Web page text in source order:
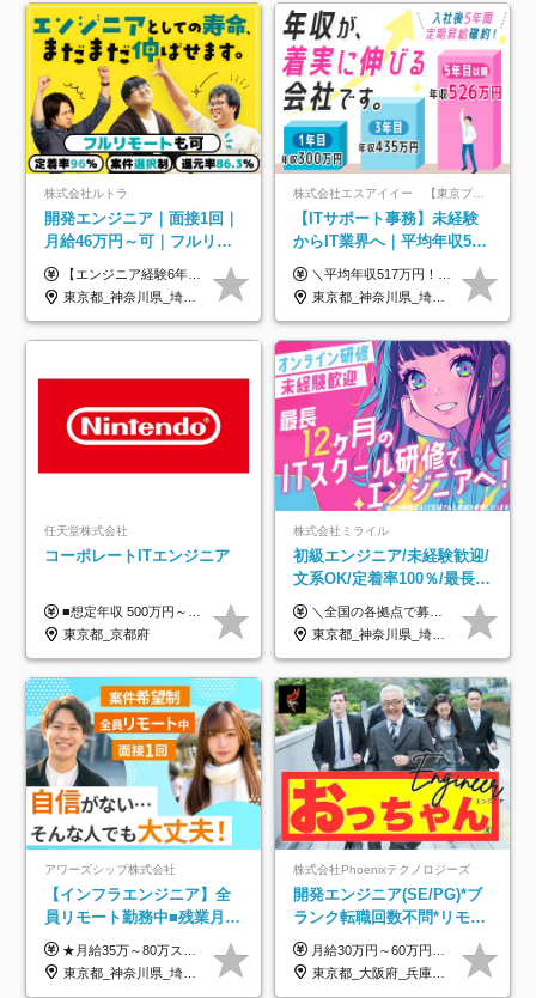
株式会社ルトラ
開発エンジニア｜面接1回｜
月給46万円～可｜フルリモ
ートも可｜案件選択制｜定
着率96％以上｜副業OK｜住
宅手当
【エンジニア経験6年以上の方】 月給46万円～100万円（固定残業代含む） ※上記月給には月30時間分の固定残業代（月8万7,400円～月19万円）を含む。超過分は全額支給。 【エンジニア経験4年以上の方】 月給42万円～100万円（固定残業代含む） ※上記月給には月30時間分の固定残業代（月7万9,800円～月19万円）を含む。超過分は全額支給。 【エンジニア経験4年未満の方】 月給38万円～100万円（固定残業代含む） ※上記月給には月30時間分の固定残業代（月7万2,200円～月19万円）を含む。超過分は全額支給。 ※経験、スキル、前職給与などを踏まえて決定。 ◆ルトラの給与制度のポイント！◆ ・社員の95%が入社時に年収UP！最高で300万円UPの実績も ・平均還元率86.3%（交通費・住宅手当・会社負担分の社保も含む） ・人柄やポテンシャルを評価し、スキル以上の希望年収を提示することも ・退職金制度やリファラル手当（平均50万円）あり
東京都_神奈川県_埼玉県_千葉県_大阪府_愛知県_北海道_青森県_岩手県_宮城県_秋田県_山形県_福島県_茨城県_栃木県_群馬県_新潟県_山梨県_長野県_富山県_石川県_福井県_静岡県_岐阜県_三重県_兵庫県_京都府_滋賀県_奈良県_和歌山県_広島県_岡山県_鳥取県_島根県_山口県_徳島県_香川県_愛媛県_高知県_福岡県_熊本県_佐賀県_長崎県_大分県_宮崎県_鹿児島県_沖縄県
株式会社エスアイイー 【東京プロマーケット上場】
【ITサポート事務】未経験
からIT業界へ｜平均年収517
万円｜ホワイト企業認定｜
年休134日｜リモートOK
＼平均年収517万円！入社5年目まで毎年必ず昇給／ ■賞与年3回 ■年収800万円以上も可 ■入社3年以上の平均年収469.2万円 月給23万2000円以上＋賞与年3回＋各種手当 ☆入社5年目まで最大1万5000円の定期昇給を確約 ┃各種手当充実 ・規定の資格を取得すれば、2000円～5万円を毎月支給（2万4000円～60万円／年） ・研修中に取得した取得率95％の資格でも研修後の給料UP ※月給は年齢・経験・能力を考慮して、優遇いたします ※上記月給金額は固定残業代（20時間/3万1300円円以上）を含み、超過分は別途支給いたします ※試用期間（6ヶ月）は月給に変動はありますが、その他待遇に差異はありません ├入社後1ヶ月～3ヶ月間は、月給20万1900円となります └上記金額は固定残業代（10時間／1万6000円）を含み、超過分は別途支給いたします
東京都_神奈川県_埼玉県_千葉県_大阪府_愛知県_北海道_青森県_岩手県_宮城県_秋田県_山形県_福島県_茨城県_栃木県_群馬県_新潟県_山梨県_長野県_富山県_石川県_福井県_静岡県_岐阜県_三重県_兵庫県_京都府_滋賀県_奈良県_和歌山県_広島県_岡山県_鳥取県_島根県_山口県_徳島県_香川県_愛媛県_高知県_福岡県_熊本県_佐賀県_長崎県_大分県_宮崎県_鹿児島県_沖縄県
任天堂株式会社
コーポレートITエンジニア
■想定年収 500万円～900万円 月給制 月給278,000円～ ※残業が発生した場合、残業代を別途全額支給します ※試用期間2ヶ月あり(待遇や給与に差異はありません)
東京都_京都府
株式会社ミライル
初級エンジニア/未経験歓迎/
文系OK/定着率100％/最長1
年の自社ITスクール研修あ
り/年休130日
＼全国の各拠点で募集中！／ 給与は以下の通り、勤務地により異なります。 札幌：月給23万円～27万円 仙台：月給22万円～26万円 新潟：月給22万円～26万円 東京：月給26万円～30万円 大阪：月給24万円～29万円 福岡：月給23.5万円～27万円 沖縄：月給21万円～26万円 ◎給与は知識や経験を考慮して決定します。 ◎残業は別途全額支給します。 ◎試用期間12カ月あり（給与は以下の通りです。その他条件に変更はありません） （試用期間の給与） 札幌：月給18.6万円～ 仙台：月給19万円～ 新潟：月給18万円～ 東京：月給22万円～ 大阪：月給20.8万円～ 福岡：月給19万円～ 沖縄：月給18万円～
東京都_神奈川県_埼玉県_千葉県_大阪府_愛知県_北海道_青森県_岩手県_宮城県_秋田県_山形県_福島県_茨城県_栃木県_群馬県_新潟県_山梨県_長野県_富山県_石川県_福井県_静岡県_岐阜県_三重県_兵庫県_京都府_滋賀県_奈良県_和歌山県_広島県_岡山県_鳥取県_島根県_山口県_徳島県_香川県_愛媛県_高知県_福岡県_熊本県_佐賀県_長崎県_大分県_宮崎県_鹿児島県_沖縄県
アワーズシップ株式会社
【インフラエンジニア】全
員リモート勤務中■残業月
3h■最大3ヶ月の連休あり■
年休126日■20～30代活躍
中！
★月給35万～80万スタートも可 【未経験の方】 ■月給26万～80万＋賞与年2回（年2ヶ月分） 【何かしらのインフラエンジニア経験をお持ちの方】 ■月給35万～80万＋賞与年2回（年2ヶ月分） ※スキル・経験などを考慮し決定します ※試用期間6ヶ月あり。期間中は契約社員となります。その他の待遇に差異はありません（試用期間終了後、昇給の可能性あり） ※上記金額には固定残業代（月30時間分／4万9600円～15万2600円）を含みます。超過分は別途支給いたします。 ＼頑張りはインセンティブで還元！／ クライアントに貢献度を評価され、当社のエンジニアが追加で案件に参画することになるなど、会社にとって利益になる行動はしっかり評価します。 会社の成長に貢献できていることを実感でき、「もっと頑張ろう」と思える体制づくりを整えています！
東京都_神奈川県_埼玉県_千葉県_大阪府
株式会社Phoenixテクノロジーズ
開発エンジニア(SE/PG)*ブ
ランク転職回数不問*リモー
ト案件多数*残業ほぼ0*通院
のための半休制度あり
月給30万円～60万円+住宅手当+職能手当+役職手当+決算賞与+報奨金 ※経験・能力を考慮し、優遇します ※給与には20時間分のみなし時間外手当(3万7000円以上)を含みます(超過時間分は別途追加支給) ※試用期間3～6ヵ月あり(その間の給与、待遇に差異なし) ※場合によって契約社員での採用の可能性あり(面接時に応相談)
東京都_大阪府_兵庫県_京都府_福岡県